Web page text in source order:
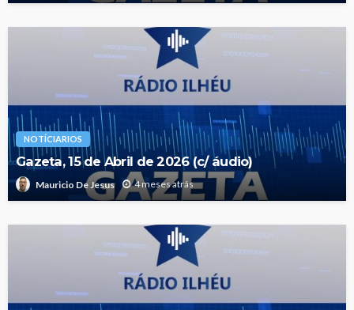
NOTÍCIARIOS
Gazeta, 15 de Abril de 2026 (c/ áudio)
Mauricio De Jesus 4 meses atrás